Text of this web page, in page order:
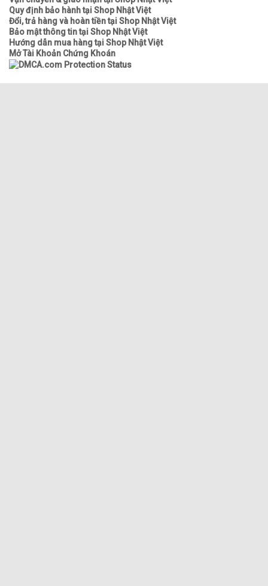
Quy định bảo hành tại Shop Nhật Việt
Đổi, trả hàng và hoàn tiền tại Shop Nhật Việt
Bảo mật thông tin tại Shop Nhật Việt
Hướng dẫn mua hàng tại Shop Nhật Việt
Mở Tài Khoản Chứng Khoán